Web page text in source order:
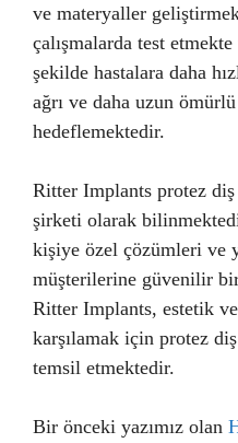
ve materyaller
çalışmalarda test
şekilde hastalara daha
ağrı ve daha uzun
hedeflemektedir.
Ritter Implants protez
şirketi olarak
kişiye özel çözümleri ve
müşterilerine güvenilir
Ritter Implants, estetik
karşılamak için protez
temsil etmektedir.
Bir önceki yazımız olan